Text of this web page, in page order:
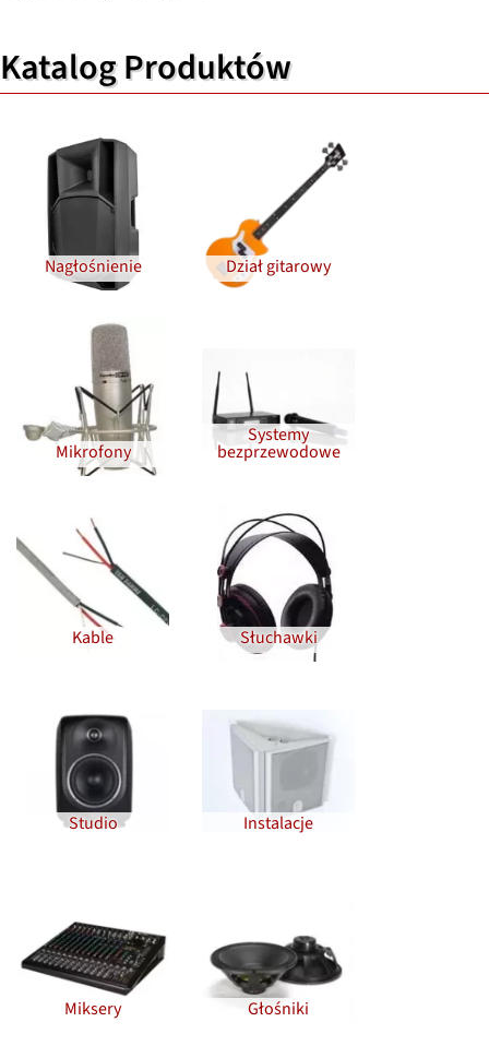
Katalog Produktów
Nagłośnienie Dział gitarowy
Mikrofony
Systemy
bezprzewodowe
Kable Słuchawki
Studio Instalacje
Miksery Głośniki